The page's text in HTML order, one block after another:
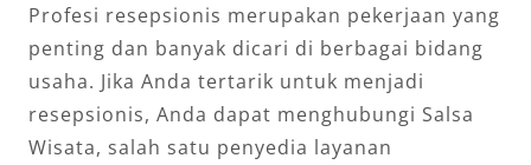
Profesi resepsionis merupakan pekerjaan yang
penting dan banyak dicari di berbagai bidang
usaha. Jika Anda tertarik untuk menjadi
resepsionis, Anda dapat menghubungi Salsa
Wisata, salah satu penyedia layanan